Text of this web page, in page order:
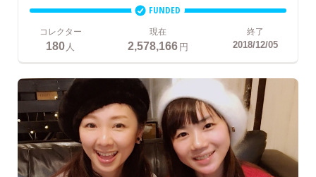
FUNDED
コレクター
180人
現在
2,578,166円
終了
2018/12/05